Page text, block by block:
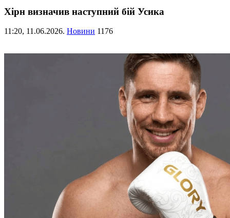
Хірн визначив наступний бій Усика
11:20, 11.06.2026. Новини 1176